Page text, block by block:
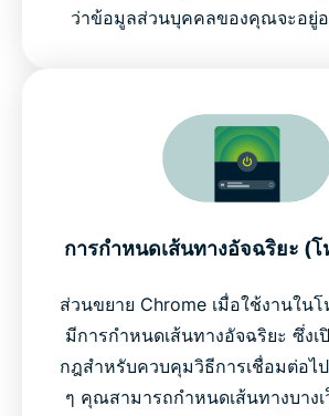
ว่าข้อมูลส่วนบุคคลของคุณจะอยู่
การกำหนดเส้นทางอัจฉริยะ (
ส่วนขยาย Chrome เมื่อใช้งานใน
มีการกำหนดเส้นทางอัจฉริยะ ซึ่ง
กฎสำหรับควบคุมวิธีการเชื่อมต่อไป
ๆ คุณสามารถกำหนดเส้นทางบาง